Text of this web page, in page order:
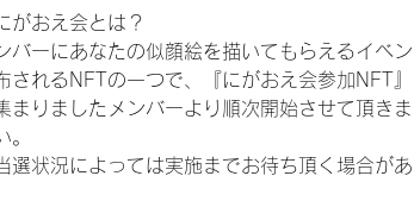
がおえ会とは？
バーにあなたの似顔絵を描いてもらえるイベ
されるNFTの一つで、『にがおえ会参加NFT
まりましたメンバーより順次開始させて頂き
。
選状況によっては実施までお待ち頂く場合が